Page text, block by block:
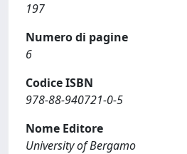
197
Numero di pagine
6
Codice ISBN
978-88-940721-0-5
Nome Editore
University of Bergamo